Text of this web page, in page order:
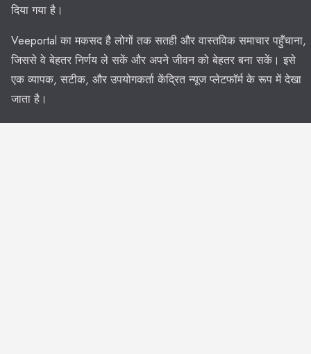
दिया गया है।
Veeportal का मकसद है लोगों तक सतही और वास्तविक समाचार पहुँचाना,
जिससे वे बेहतर निर्णय ले सकें और अपने जीवन को बेहतर बना सकें। इसे
एक व्यापक, सटीक, और उपयोगकर्ता केंद्रित न्यूज प्लेटफॉर्म के रूप में देखा
जाता है।